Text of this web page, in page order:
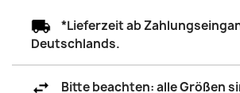
*Lieferzeit ab
Deutschlands.
Bitte beachten: alle Größen